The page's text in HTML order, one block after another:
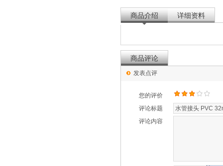
商品介绍 详细资料
商品评论
发表点评
您的评价
评论标题
评论内容